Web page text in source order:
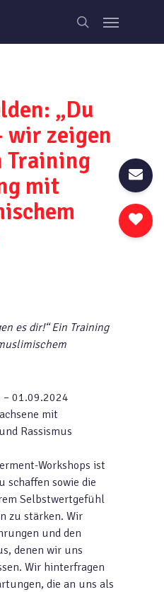
search
Menu
„Du
wir zeigen
Training
mit
es dir!‘‘ Ein Training
01.09.2024
mit
Rassismus
Workshops ist
schaffen sowie die
Selbstwertgefühl
zu stärken. Wir
und den
denen wir uns
Wir hinterfragen
die an uns als